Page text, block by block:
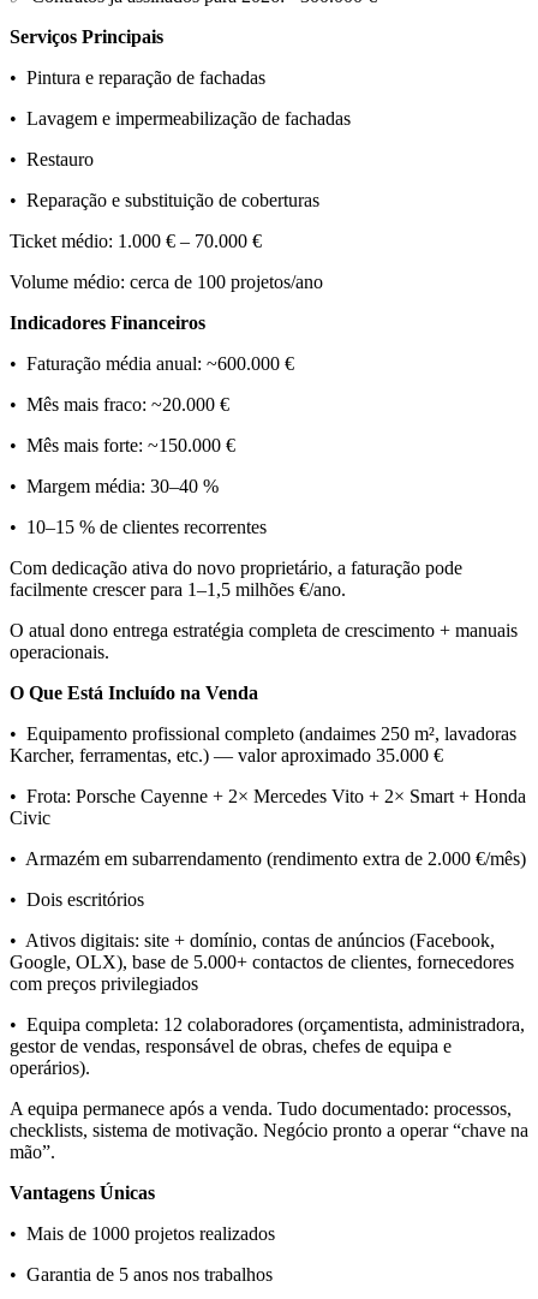
Serviços Principais
• Pintura e reparação de fachadas
• Lavagem e impermeabilização de fachadas
• Restauro
• Reparação e substituição de coberturas
Ticket médio: 1.000 € – 70.000 €
Volume médio: cerca de 100 projetos/ano
Indicadores Financeiros
• Faturação média anual: ~600.000 €
• Mês mais fraco: ~20.000 €
• Mês mais forte: ~150.000 €
• Margem média: 30–40 %
• 10–15 % de clientes recorrentes
Com dedicação ativa do novo proprietário, a faturação pode
facilmente crescer para 1–1,5 milhões €/ano.
O atual dono entrega estratégia completa de crescimento + manuais
operacionais.
O Que Está Incluído na Venda
• Equipamento profissional completo (andaimes 250 m², lavadoras
Karcher, ferramentas, etc.) — valor aproximado 35.000 €
• Frota: Porsche Cayenne + 2× Mercedes Vito + 2× Smart + Honda
Civic
• Armazém em subarrendamento (rendimento extra de 2.000 €/mês)
• Dois escritórios
• Ativos digitais: site + domínio, contas de anúncios (Facebook,
Google, OLX), base de 5.000+ contactos de clientes, fornecedores
com preços privilegiados
• Equipa completa: 12 colaboradores (orçamentista, administradora,
gestor de vendas, responsável de obras, chefes de equipa e
operários).
A equipa permanece após a venda. Tudo documentado: processos,
checklists, sistema de motivação. Negócio pronto a operar “chave na
mão”.
Vantagens Únicas
• Mais de 1000 projetos realizados
• Garantia de 5 anos nos trabalhos